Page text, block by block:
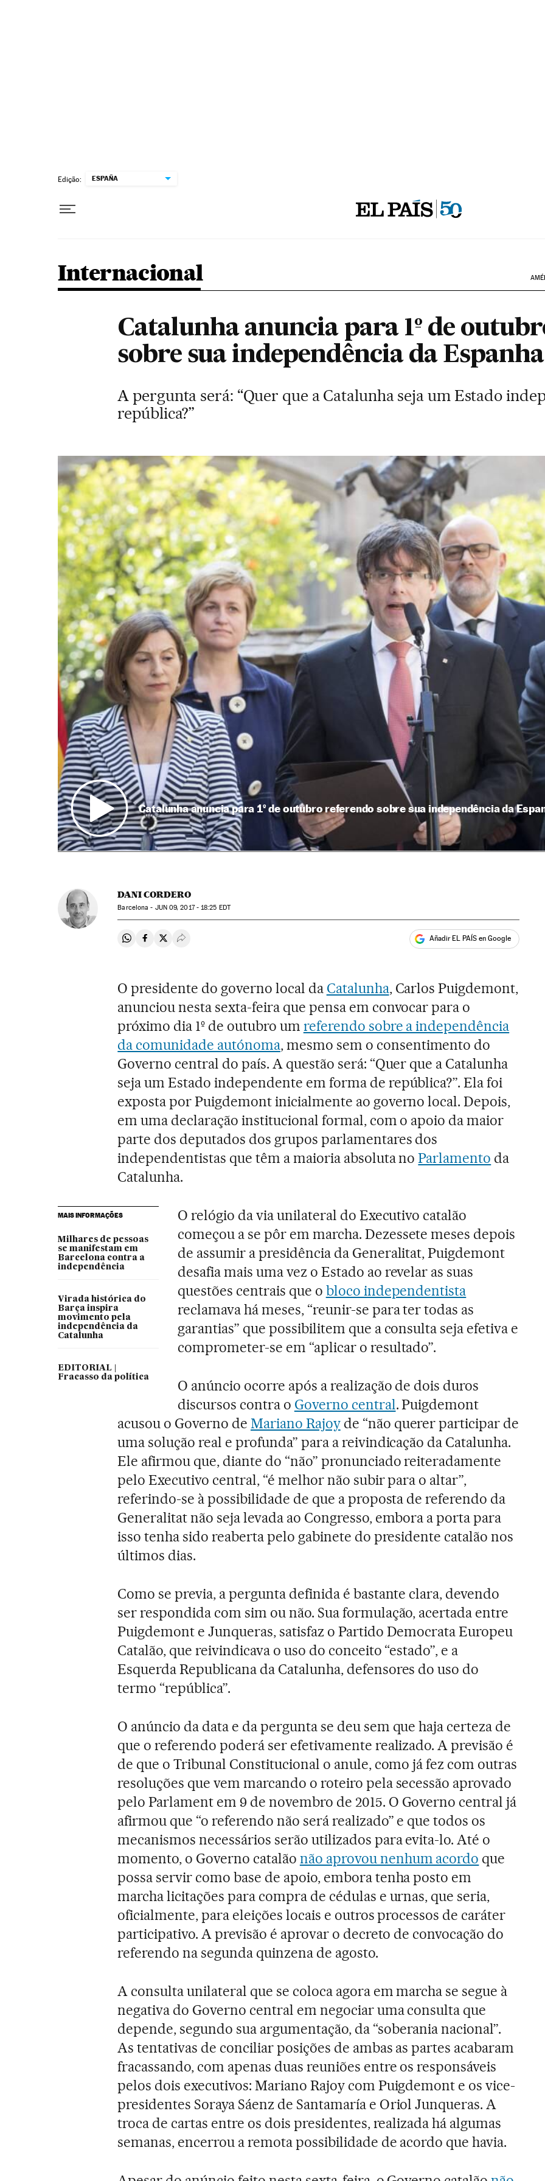
Edição: ESPAÑA
Internacional
Catalunha anuncia para 1º de
sobre sua independência da Espanha
A pergunta será: “Quer que a Catalunha seja um Estado
república?”
Catalunha anuncia para 1º de outubro referendo sobre sua independência da
DANI CORDERO
Barcelona - JUN09, 2017 - 18:25 EDT
Compartir en Whatsapp
Compartir en Facebook
Compartir en Twitter
Desplegar Redes Sociales Añadir EL PAÍS en Google
O presidente do governo local da Catalunha, Carlos Puigdemont,
anunciou nesta sexta-feira que pensa em convocar para o
próximo dia 1º de outubro um referendo sobre a independência
da comunidade autónoma, mesmo sem o consentimento do
Governo central do país. A questão será: “Quer que a Catalunha
seja um Estado independente em forma de república?”. Ela foi
exposta por Puigdemont inicialmente ao governo local. Depois,
em uma declaração institucional formal, com o apoio da maior
parte dos deputados dos grupos parlamentares dos
independentistas que têm a maioria absoluta noParlamento da
Catalunha.
MAIS INFORMAÇÕES
Milhares de pessoas
se manifestam em
Barcelona contra a
independência
Virada histórica do
Barça inspira
movimento pela
independência da
Catalunha
EDITORIAL |
Fracasso da política
O relógio da via unilateral do Executivo catalão
começou a se pôr em marcha. Dezessete meses depois
de assumir a presidência da Generalitat, Puigdemont
desafia mais uma vez o Estado ao revelar as suas
questões centrais que o bloco independentista
reclamava há meses, “reunir-se para ter todas as
garantias” que possibilitem que a consulta seja efetiva e
comprometer-se em “aplicar o resultado”.
O anúncio ocorre após a realização de dois duros
discursos contra o Governo central. Puigdemont
acusou o Governo de Mariano Rajoyde “não querer participar de
uma solução real e profunda” para a reivindicação da Catalunha.
Ele afirmou que, diante do “não” pronunciado reiteradamente
pelo Executivo central, “é melhor não subir para o altar”,
referindo-se à possibilidade de que a proposta de referendo da
Generalitat não seja levada ao Congresso, embora a porta para
isso tenha sido reaberta pelo gabinete do presidente catalão nos
últimos dias.
Como se previa, a pergunta definida é bastante clara, devendo
ser respondida com sim ou não. Sua formulação, acertada entre
Puigdemont e Junqueras, satisfaz o Partido Democrata Europeu
Catalão, que reivindicava o uso do conceito “estado”, e a
Esquerda Republicana da Catalunha, defensores do uso do
termo “república”.
O anúncio da data e da pergunta se deu sem que haja certeza de
que o referendo poderá ser efetivamente realizado. A previsão é
de que o Tribunal Constitucional o anule, como já fez com outras
resoluções que vem marcando o roteiro pela secessão aprovado
pelo Parlament em 9 de novembro de 2015. O Governo central já
afirmou que “o referendo não será realizado” e que todos os
mecanismos necessários serão utilizados para evita-lo. Até o
momento, o Governo catalão não aprovou nenhum acordo que
possa servir como base de apoio, embora tenha posto em
marcha licitações para compra de cédulas e urnas, que seria,
oficialmente, para eleições locais e outros processos de caráter
participativo. A previsão é aprovar o decreto de convocação do
referendo na segunda quinzena de agosto.
A consulta unilateral que se coloca agora em marcha se segue à
negativa do Governo central em negociar uma consulta que
depende, segundo sua argumentação, da “soberania nacional”.
As tentativas de conciliar posições de ambas as partes acabaram
fracassando, com apenas duas reuniões entre os responsáveis
pelos dois executivos: Mariano Rajoy com Puigdemont e os vice-
presidentes Soraya Sáenz de Santamaría e Oriol Junqueras. A
troca de cartas entre os dois presidentes, realizada há algumas
semanas, encerrou a remota possibilidade de acordo que havia.